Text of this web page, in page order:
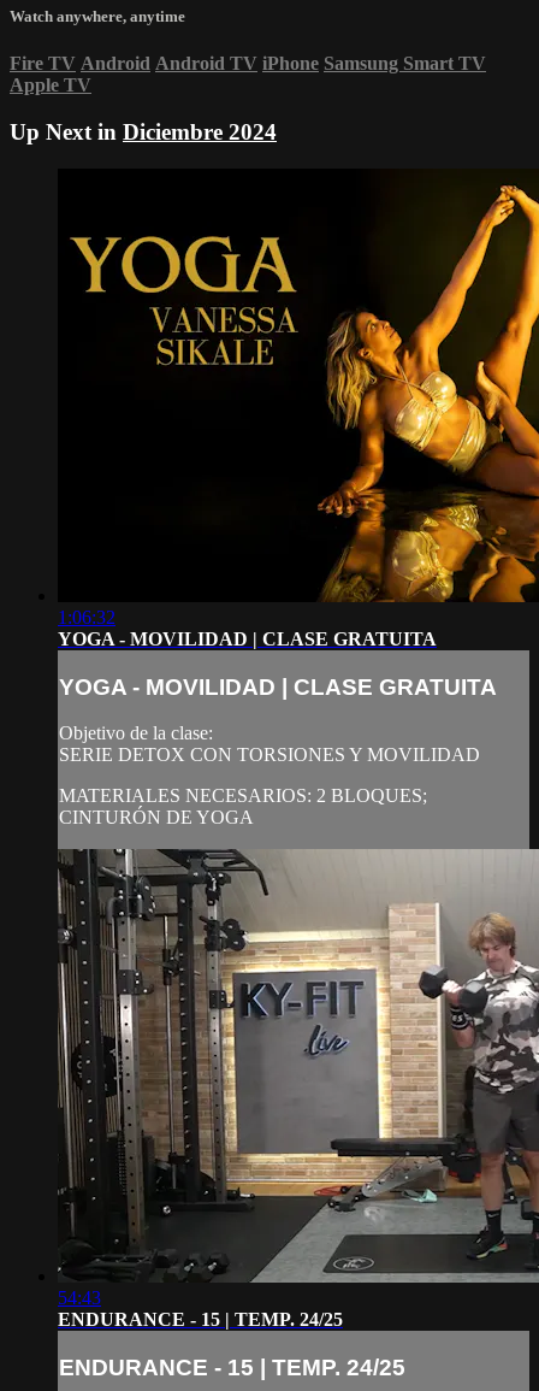
Watch anywhere, anytime
Fire TV Android Android TV iPhone Samsung Smart TV
Apple TV
Up Next in Diciembre 2024
1:06:32
YOGA - MOVILIDAD | CLASE GRATUITA
YOGA - MOVILIDAD | CLASE GRATUITA
Objetivo de la clase:
SERIE DETOX CON TORSIONES Y MOVILIDAD
MATERIALES NECESARIOS: 2 BLOQUES;
CINTURÓN DE YOGA
54:43
ENDURANCE - 15 | TEMP. 24/25
ENDURANCE - 15 | TEMP. 24/25